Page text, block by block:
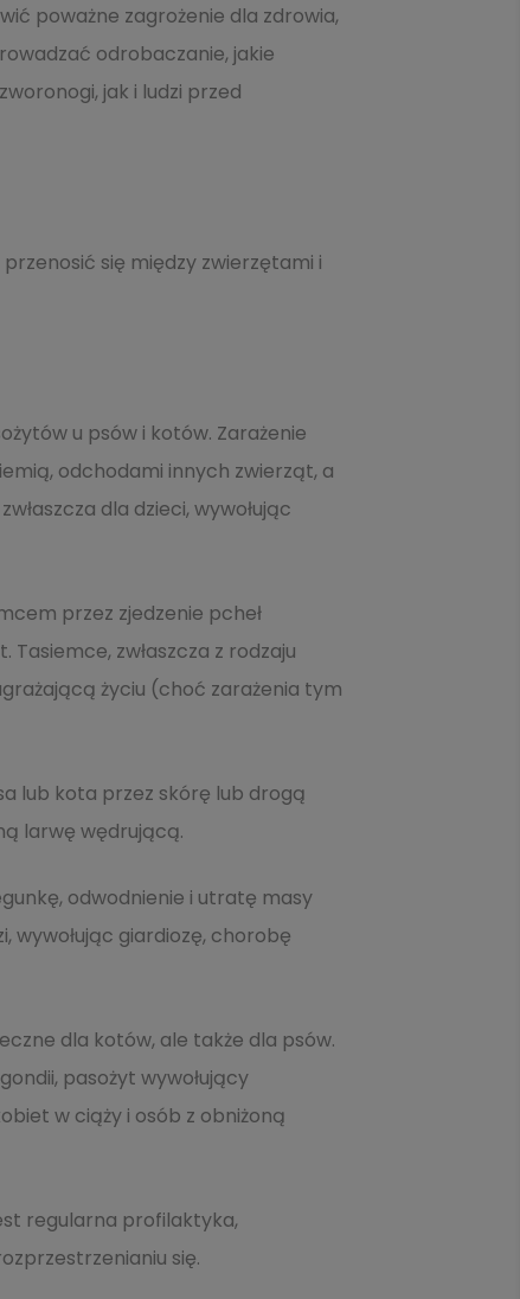
poważne zagrożenie dla zdrowia,
odrobaczanie, jakie
jak i ludzi przed
się między zwierzętami i
u psów i kotów. Zarażenie
odchodami innych zwierząt, a
dla dzieci, wywołując
przez zjedzenie pcheł
zwłaszcza z rodzaju
życiu (choć zarażenia tym
lub kota przez skórę lub drogą
larwę wędrującą.
odwodnienie i utratę masy
wywołując giardiozę, chorobę
dla kotów, ale także dla psów.
pasożyt wywołujący
w ciąży i osób z obniżoną
regularna profilaktyka,
się.